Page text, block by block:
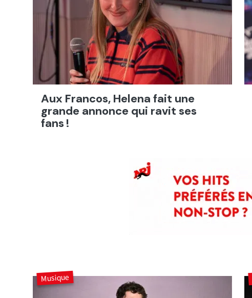
Aux Francos, Helena fait une
grande annonce qui ravit ses
fans !
Musique